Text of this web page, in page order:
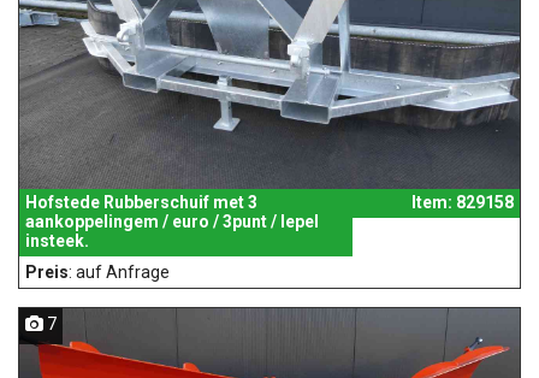
Hofstede Rubberschuif met 3
aankoppelingem / euro / 3punt / lepel
insteek.
Item: 829158
Preis: auf Anfrage
7